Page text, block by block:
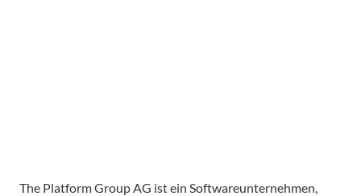
The Platform Group AG ist ein Softwareunternehmen,